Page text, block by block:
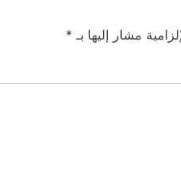
مشار إليها بـ *